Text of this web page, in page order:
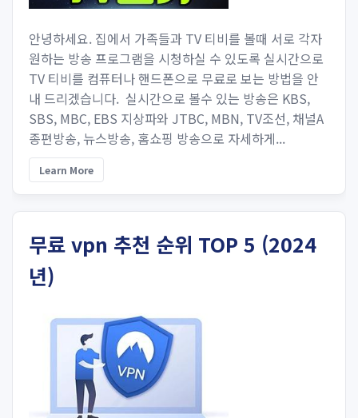
안녕하세요. 집에서 가족들과 TV 티비를 볼때 서로 각자
원하는 방송 프로그램을 시청하실 수 있도록 실시간으로
TV 티비를 컴퓨터나 핸드폰으로 무료로 보는 방법을 안
내 드리겠습니다. 실시간으로 볼수 있는 방송은 KBS,
SBS, MBC, EBS 지상파와 JTBC, MBN, TV조선, 채널A
종편방송, 뉴스방송, 홈쇼핑 방송으로 자세하게...
Learn More
무료 vpn 추천 순위 TOP 5 (2024
년)